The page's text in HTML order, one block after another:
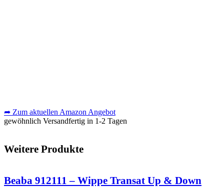
➦ Zum aktuellen Amazon Angebot
gewöhnlich Versandfertig in 1-2 Tagen
Weitere Produkte
Beaba 912111 – Wippe Transat Up & Down